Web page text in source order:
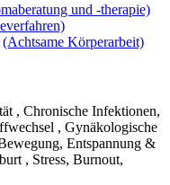
und -therapie)
(Achtsame Körperarbeit)
, Chronische Infektionen,
, Gynäkologische
Entspannung &
, Stress, Burnout,